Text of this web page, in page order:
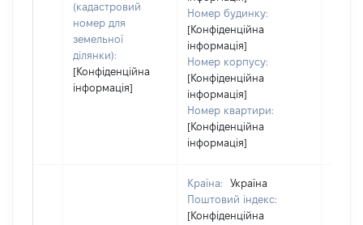
(кадастровий
номер для
земельної
ділянки):
[Конфіденційна
інформація]
Номер будинку:
[Конфіденційна
інформація]
Номер корпусу:
[Конфіденційна
інформація]
Номер квартири:
[Конфіденційна
інформація]
Країна:
Україна
Поштовий індекс:
[Конфіденційна